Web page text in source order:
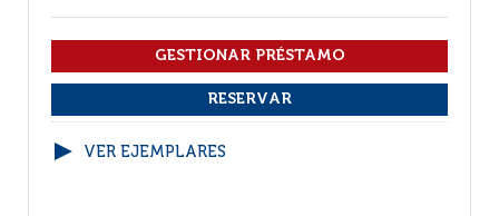
VER EJEMPLARES